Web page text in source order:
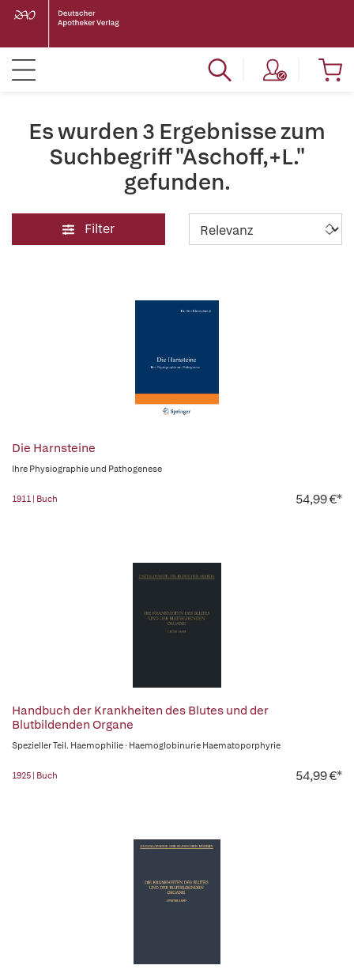
Es wurden 3 Ergebnisse zum
Suchbegriff "Aschoff,+L."
gefunden.
Filter
Die Harnsteine
Ihre Physiographie und Pathogenese
1911 | Buch 54,99 €*
Handbuch der Krankheiten des Blutes und der
Blutbildenden Organe
Spezieller Teil. Haemophilie · Haemoglobinurie Haematoporphyrie
1925 | Buch 54,99 €*